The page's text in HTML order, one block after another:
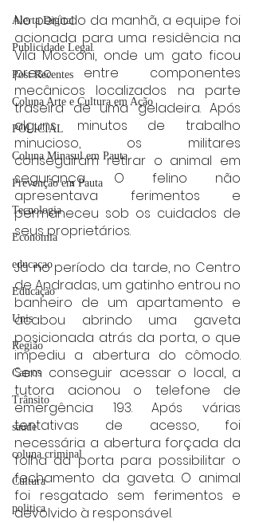
Alerta Digital
Publicidade Legal
Post Recentes
Coluna Arte e Cultura em Ação
POLICIAL
Coluna Minasul em Pauta
Prevenção em Pauta
Tecnologia
Economia
educaçao
Educação
Unis
Região
Carros
Trânsito
saúde
coluna criminal
Cultura
politica
No período da manhã, a equipe foi
acionada para uma residência na
Vila Mosconi, onde um gato ficou
preso entre componentes
mecânicos localizados na parte
traseira de uma geladeira. Após
alguns minutos de trabalho
minucioso, os militares
conseguiram retirar o animal em
segurança. O felino não
apresentava ferimentos e
permaneceu sob os cuidados de
seus proprietários.
Já no período da tarde, no Centro
de Andradas, um gatinho entrou no
banheiro de um apartamento e
acabou abrindo uma gaveta
posicionada atrás da porta, o que
impediu a abertura do cômodo.
Sem conseguir acessar o local, a
tutora acionou o telefone de
emergência 193. Após várias
tentativas de acesso, foi
necessária a abertura forçada da
folha da porta para possibilitar o
fechamento da gaveta. O animal
foi resgatado sem ferimentos e
devolvido à responsável.